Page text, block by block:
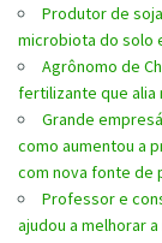
Produtor de
microbiota do solo
Agrônomo de
fertilizante que
Grande
como aumentou a
com nova fonte de
Professor e
ajudou a melhorar